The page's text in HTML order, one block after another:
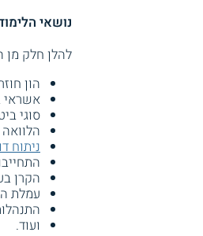
נושאי
להלן חלק מן
הון
אשראי
סוגי
ניתוח
הקרן
עמלת
ועוד.